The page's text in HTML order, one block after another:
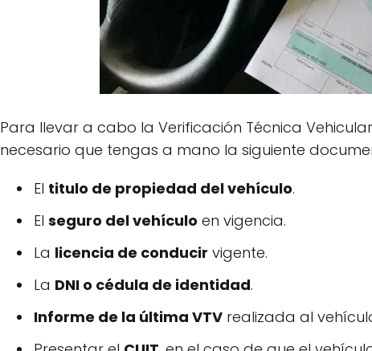
Para llevar a cabo la Verificación Técnica
necesario que tengas a mano la siguiente
El titulo de propiedad del vehículo.
El seguro del vehículo en vigencia.
La licencia de conducir vigente.
La DNI o cédula de identidad.
Informe de la última VTV realizada al